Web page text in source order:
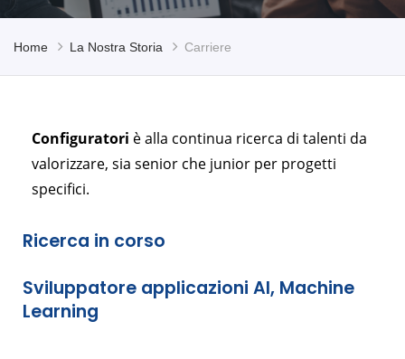
Home La Nostra Storia Carriere
Configuratori è alla continua ricerca di talenti da
valorizzare, sia senior che junior per progetti
specifici.
Ricerca in corso
Sviluppatore applicazioni AI, Machine
Learning